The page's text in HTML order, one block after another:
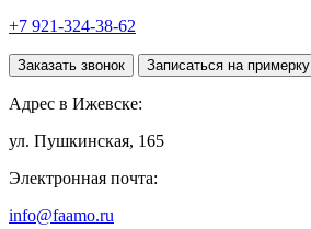
+7 921-324-38-62
Заказать звонок Записаться на примерку
Адрес в Ижевске:
ул. Пушкинская, 165
Электронная почта:
info@faamo.ru